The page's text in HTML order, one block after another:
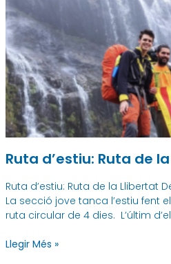
Ruta d’estiu: Ruta de
Ruta d’estiu: Ruta de la Llibertat
La secció jove tanca l’estiu fent
ruta circular de 4 dies. L’últim
Llegir Més »